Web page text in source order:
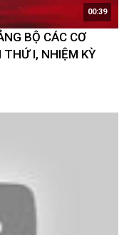
00:39
BỘ CÁC CƠ
I, NHIỆM KỲ